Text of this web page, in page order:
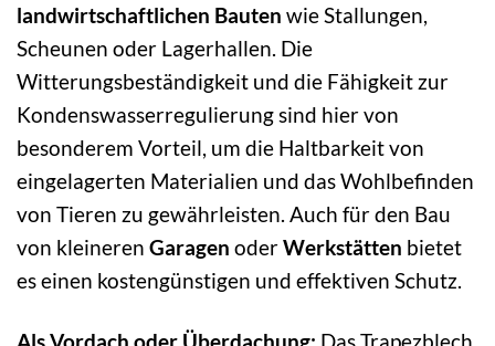
landwirtschaftlichen Bauten wie Stallungen,
Scheunen oder Lagerhallen. Die
Witterungsbeständigkeit und die Fähigkeit zur
Kondenswasserregulierung sind hier von
besonderem Vorteil, um die Haltbarkeit von
eingelagerten Materialien und das Wohlbefinden
von Tieren zu gewährleisten. Auch für den Bau
von kleineren Garagen oderWerkstätten bietet
es einen kostengünstigen und effektiven Schutz.
Als Vordach oder Überdachung: Das Trapezblech